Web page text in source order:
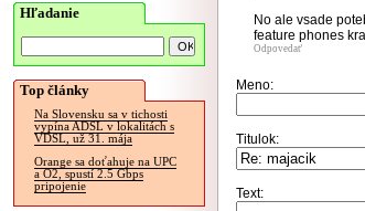
Hľadanie
Top články
Na Slovensku sa v tichosti
vypína ADSL v lokalitách s
VDSL, už 31. mája
Orange sa doťahuje na UPC
a O2, spustí 2.5 Gbps
pripojenie
No ale vsade
feature phones
Odpovedať
Meno:
Titulok:
Text: